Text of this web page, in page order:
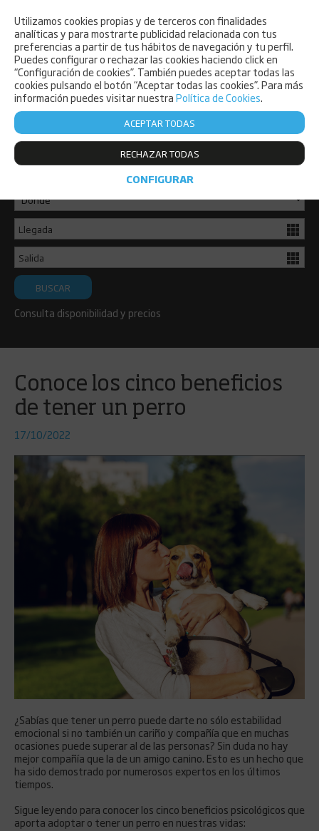
Utilizamos cookies propias y de terceros con finalidades
analíticas y para mostrarte publicidad relacionada con tus
preferencias a partir de tus hábitos de navegación y tu perfil.
Puedes configurar o rechazar las cookies haciendo click en
“Configuración de cookies”. También puedes aceptar todas las
cookies pulsando el botón “Aceptar todas las cookies”. Para más
información puedes visitar nuestraPolítica de Cookies.
ACEPTAR TODAS
RECHAZAR TODAS
CONFIGURAR
PET FRIENDLY
Consulta disponibilidad y reserva ya
de forma sencilla.
BUSCAR
Consulta disponibilidad y precios
Conoce los cinco beneficios
de tener un perro
17/10/2022
¿Sabías que tener un perro puede darte no sólo estabilidad
emocional si no también un cariño y compañía que en muchas
ocasiones puede superar al de las personas? Sin duda no hay
mejor compañía que la de un amigo canino. Esto es un hecho que
ha sido demostrado por numerosos expertos en los últimos
tiempos.
Sigue leyendo para conocer los cinco beneficios psicológicos que
aporta adoptar o tener un perro en nuestras vidas: